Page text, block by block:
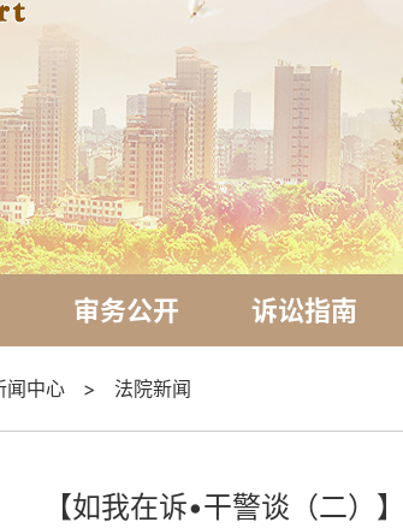
审务公开 诉讼指南
闻中心 > 法院新闻
【如我在诉•干警谈（二）】